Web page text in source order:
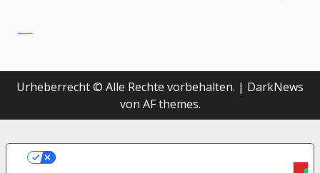
Urheberrecht © Alle Rechte vorbehalten. | DarkNews
von AF themes.